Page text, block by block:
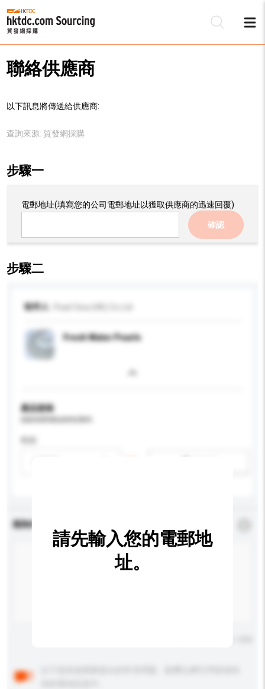
聯絡供應商
以下訊息將傳送給供應商:
查詢來源: 貿發網採購
步驟一
電郵地址(填寫您的公司電郵地址以獲取供應商的迅速回覆)
確認
步驟二
收件人
Fresh Water Pearls
產品規格
查詢內容
請先輸入您的電郵地
址。